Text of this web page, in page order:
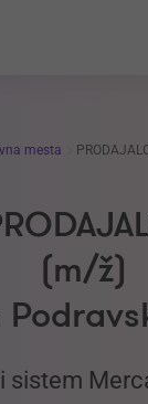
mesta
(m/ž)
sistem